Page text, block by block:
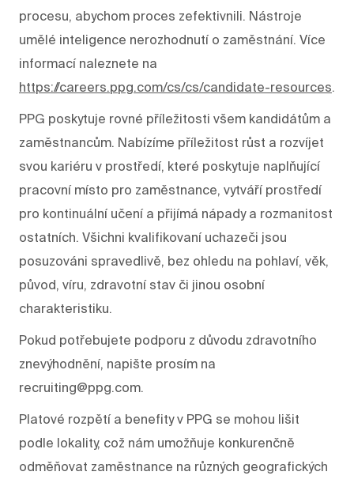
procesu, abychom proces zefektivnili. Nástroje
umělé inteligence nerozhodnutí o zaměstnání. Více
informací naleznete na
https://careers.ppg.com/cs/cs/candidate-resources.
PPG poskytuje rovné příležitosti všem kandidátům a
zaměstnancům. Nabízíme příležitost růst a rozvíjet
svou kariéru v prostředí, které poskytuje naplňující
pracovní místo pro zaměstnance, vytváří prostředí
pro kontinuální učení a přijímá nápady a rozmanitost
ostatních. Všichni kvalifikovaní uchazeči jsou
posuzováni spravedlivě, bez ohledu na pohlaví, věk,
původ, víru, zdravotní stav či jinou osobní
charakteristiku.
Pokud potřebujete podporu z důvodu zdravotního
znevýhodnění, napište prosím na
recruiting@ppg.com.
Platové rozpětí a benefity v PPG se mohou lišit
podle lokality, což nám umožňuje konkurenčně
odměňovat zaměstnance na různých geografických